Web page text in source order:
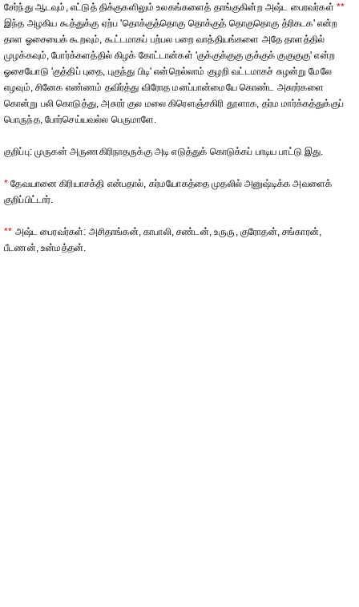
சேர்ந்து ஆடவும், எட்டுத் திக்குகளிலும் உலகங்களைத் தாங்குகின்ற அஷ்ட பைரவர்கள் **
இந்த அழகிய கூத்துக்கு ஏற்ப 'தொக்குத்தொகு தொக்குத் தொகுதொகு த்ரிகடக' என்ற
தாள ஓசையைக் கூறவும், கூட்டமாகப் பற்பல பறை வாத்தியங்களை அதே தாளத்தில்
முழக்கவும், போர்க்களத்தில் கிழக் கோட்டான்கள் 'குக்குக்குகு குக்குக் குகுகுகு' என்ற
ஓசையோடு 'குத்திப் புதை, புகுந்து பிடி' என்றெல்லாம் குழறி வட்டமாகச் சுழன்று மேலே
எழவும், சினேக எண்ணம் தவிர்த்து விரோத மனப்பான்மையே கொண்ட அசுரர்களை
கொன்று பலி கொடுத்து, அசுரர் குல மலை கிரெளஞ்சகிரி தூளாக, தர்ம மார்க்கத்துக்குப்
பொருந்த, போர்செய்யவல்ல பெருமாளே.
குறிப்பு: முருகன் அருணகிரிநாதருக்கு அடி எடுத்துக் கொடுக்கப் பாடிய பாட்டு இது.
* தேவயானை கிரியாசக்தி என்பதால், கர்மயோகத்தை முதலில் அனுஷ்டிக்க அவளைக்
குறிப்பிட்டார்.
** அஷ்ட பைரவர்கள்: அசிதாங்கன், காபாலி, சண்டன், உருரு, குரோதன், சங்காரன்,
பீடணன், உன்மத்தன்.